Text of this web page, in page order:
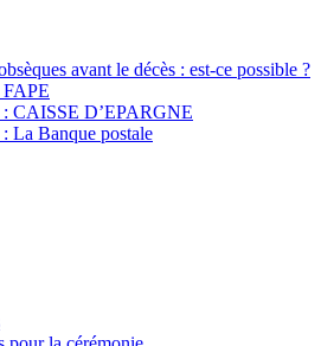
avant le décès : est-ce possible ?
FAPE
: CAISSE D’EPARGNE
: La Banque postale